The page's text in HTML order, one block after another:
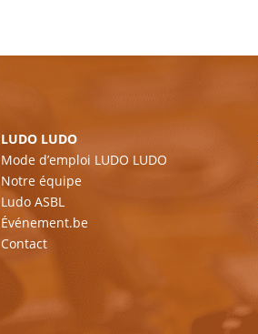
LUDO LUDO
Mode d’emploi LUDO LUDO
Notre équipe
Ludo ASBL
Événement.be
Contact